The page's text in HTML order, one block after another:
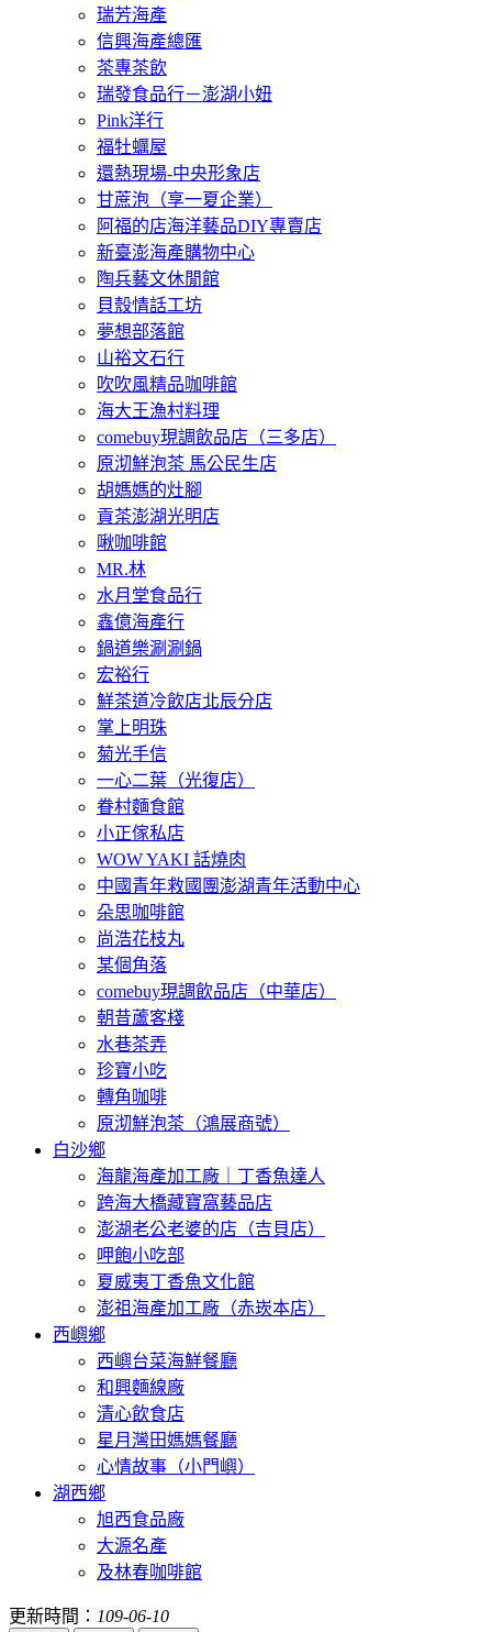
瑞芳海產
信興海產總匯
茶專茶飲
瑞發食品行－澎湖小妞
Pink洋行
福牡蠣屋
還熱現場-中央形象店
甘蔗泡（享一夏企業）
阿福的店海洋藝品DIY專賣店
新臺澎海產購物中心
陶兵藝文休閒館
貝殼情話工坊
夢想部落館
山裕文石行
吹吹風精品咖啡館
海大王漁村料理
comebuy現調飲品店（三多店）
原沏鮮泡茶 馬公民生店
胡媽媽的灶腳
貢茶澎湖光明店
啾咖啡館
MR.林
水月堂食品行
鑫億海產行
鍋道樂涮涮鍋
宏裕行
鮮茶道冷飲店北辰分店
掌上明珠
菊光手信
一心二葉（光復店）
眷村麵食館
小正傢私店
WOW YAKI 話燒肉
中國青年救國團澎湖青年活動中心
朵思咖啡館
尚浩花枝丸
某個角落
comebuy現調飲品店（中華店）
朝昔蘆客棧
水巷茶弄
珍寶小吃
轉角咖啡
原沏鮮泡茶（鴻展商號）
白沙鄉
海龍海產加工廠｜丁香魚達人
跨海大橋藏寶窩藝品店
澎湖老公老婆的店（吉貝店）
呷飽小吃部
夏威夷丁香魚文化館
澎祖海產加工廠（赤崁本店）
西嶼鄉
西嶼台菜海鮮餐廳
和興麵線廠
清心飲食店
星月灣田媽媽餐廳
心情故事（小門嶼）
湖西鄉
旭西食品廠
大源名產
及林春咖啡館
更新時間： 109-06-10